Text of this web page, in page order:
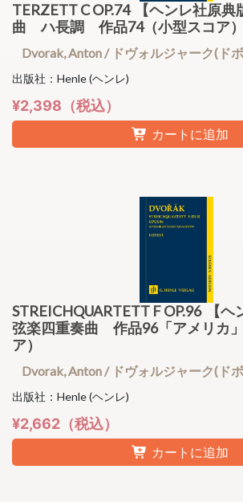
TERZETT C OP.74 【ヘンレ社原典
曲 ハ長調 作品74（小型スコア）
Dvorak, Anton / ドヴォルジャーク(ド
出版社：Henle (ヘンレ)
¥2,398（税込）
カートに追加
STREICHQUARTETT F OP.96 【ヘ
弦楽四重奏曲 作品96「アメリカ
ア）
Dvorak, Anton / ドヴォルジャーク(ド
出版社：Henle (ヘンレ)
¥2,662（税込）
カートに追加